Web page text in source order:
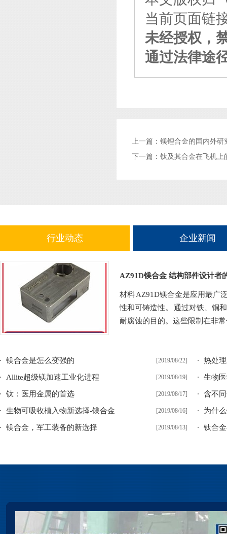
当前页面链
未经授权，
通过法律途
上一篇： 镁锂合金的国内外研
下一篇： 钛及其合金在飞机上
行业动态 企业新闻
AZ91D镁合金 结构部件设计者
材料 AZ91D镁合金是应用最广
性和可铸造性。 通过对铁、铜
耐腐蚀的目的。这些限制在非
[2019/08/22]
镁合金是怎么变强的 热处
[2019/08/19]
Allite超级镁加速工业化进程 生物
[2019/08/17]
钛：医用金属的首选 含不
[2019/08/16]
生物可吸收植入物新选择-镁合金 为什
[2019/08/13]
镁合金，军工装备的新选择 钛合